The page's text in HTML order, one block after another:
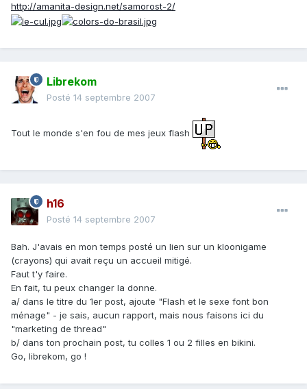
http://amanita-design.net/samorost-2/
Librekom
Posté 14 septembre 2007
Tout le monde s'en fou de mes jeux flash
h16
Posté 14 septembre 2007
Bah. J'avais en mon temps posté un lien sur un kloonigame
(crayons) qui avait reçu un accueil mitigé.
Faut t'y faire.
En fait, tu peux changer la donne.
a/ dans le titre du 1er post, ajoute "Flash et le sexe font bon
ménage" - je sais, aucun rapport, mais nous faisons ici du
"marketing de thread"
b/ dans ton prochain post, tu colles 1 ou 2 filles en bikini.
Go, librekom, go !